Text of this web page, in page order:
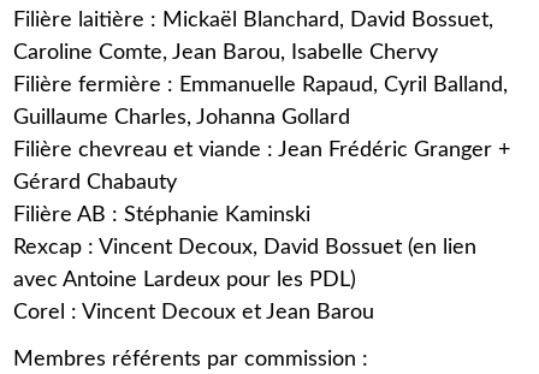
Filière laitière : Mickaël Blanchard, David Bossuet,
Caroline Comte, Jean Barou, Isabelle Chervy
Filière fermière : Emmanuelle Rapaud, Cyril Balland,
Guillaume Charles, Johanna Gollard
Filière chevreau et viande : Jean Frédéric Granger +
Gérard Chabauty
Filière AB : Stéphanie Kaminski
Rexcap : Vincent Decoux, David Bossuet (en lien
avec Antoine Lardeux pour les PDL)
Corel : Vincent Decoux et Jean Barou
Membres référents par commission :